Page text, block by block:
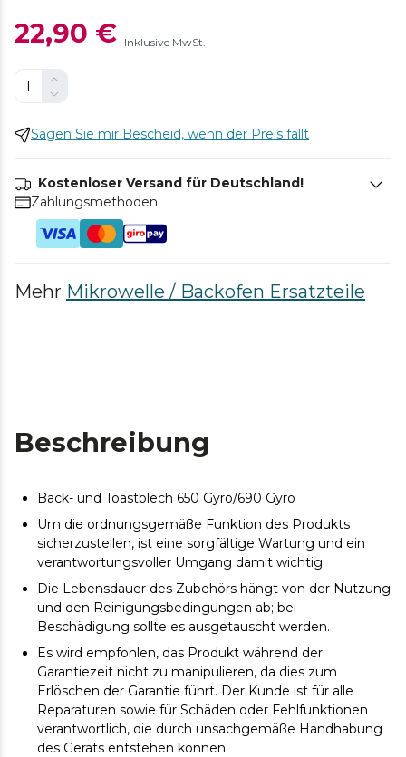
22,90 € Inklusive MwSt.
Sagen Sie mir Bescheid, wenn der Preis fällt
Kostenloser Versand für Deutschland!
Zahlungsmethoden.
Mehr Mikrowelle / Backofen Ersatzteile
Beschreibung
Back- und Toastblech 650 Gyro/690 Gyro
Um die ordnungsgemäße Funktion des Produkts
sicherzustellen, ist eine sorgfältige Wartung und ein
verantwortungsvoller Umgang damit wichtig.
Die Lebensdauer des Zubehörs hängt von der Nutzung
und den Reinigungsbedingungen ab; bei
Beschädigung sollte es ausgetauscht werden.
Es wird empfohlen, das Produkt während der
Garantiezeit nicht zu manipulieren, da dies zum
Erlöschen der Garantie führt. Der Kunde ist für alle
Reparaturen sowie für Schäden oder Fehlfunktionen
verantwortlich, die durch unsachgemäße Handhabung
des Geräts entstehen können.